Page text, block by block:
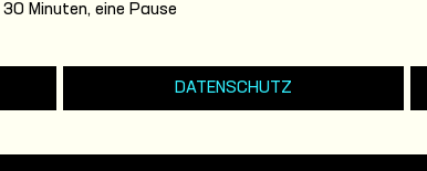
Minuten, eine Pause
DATENSCHUTZ